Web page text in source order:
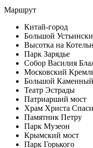
Маршрут
Китай-город
Большой
Высотка на
Парк Зарядье
Собор Василия
Московский
Большой
Театр Эстрады
Патриарший мост
Храм Христа
Памятник Петру
Парк Музеон
Крымский мост
Парк Горького